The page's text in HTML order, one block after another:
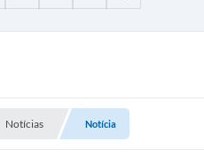
Notícias Notícia